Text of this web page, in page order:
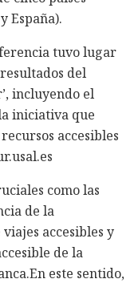
España).
tuvo lugar
del
incluyendo el
iniciativa que
accesibles
como las
de la
accesibles y
de la
este sentido,